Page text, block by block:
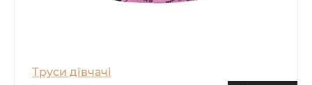
Труси дівчачі